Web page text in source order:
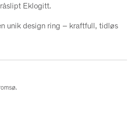
Eklogitt.
unik design ring – kraftfull, tidløs